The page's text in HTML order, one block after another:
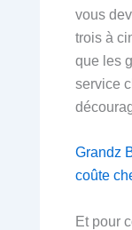
vous
trois à
que les
service
Grandz
coûte
Et pour